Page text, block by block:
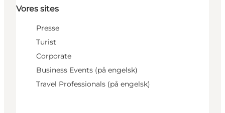
Vores sites
Presse
Turist
Corporate
Business Events (på engelsk)
Travel Professionals (på engelsk)